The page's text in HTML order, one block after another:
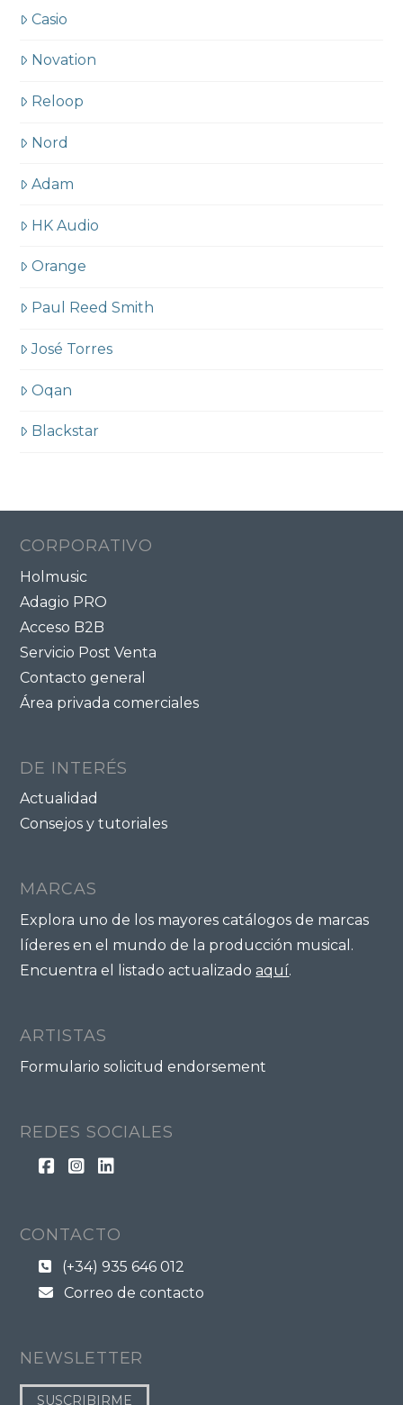
Casio
Novation
Reloop
Nord
Adam
HK Audio
Orange
Paul Reed Smith
José Torres
Oqan
Blackstar
CORPORATIVO
Holmusic
Adagio PRO
Acceso B2B
Servicio Post Venta
Contacto general
Área privada comerciales
DE INTERÉS
Actualidad
Consejos y tutoriales
MARCAS
Explora uno de los mayores catálogos de marcas
líderes en el mundo de la producción musical.
Encuentra el listado actualizadoaquí.
ARTISTAS
Formulario solicitud endorsement
REDES SOCIALES
CONTACTO
(+34) 935 646 012
Correo de contacto
NEWSLETTER
SUSCRIBIRME